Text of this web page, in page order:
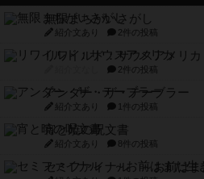
無限まちがいさがし
紹介文あり 2件の投稿
リワイルド：サウスアメリカ
2件の投稿
アンダー・ザ・テーブラー
紹介文あり 1件の投稿
宵と暁の呪文書
紹介文あり 8件の投稿
セミファイナル ～お前はま